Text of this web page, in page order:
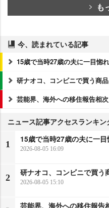
も
今、読まれている記事
15歳で当時27歳の夫に一目惚れ
研ナオコ、コンビニで買う商品
芸能界、海外への移住報告相
ニュース記事アクセスランキン
1
15歳で当時27歳の夫に一目
2026-08-05 16:09
2
研ナオコ、コンビニで買う
2026-08-05 15:10
芸能界、海外への移住報告